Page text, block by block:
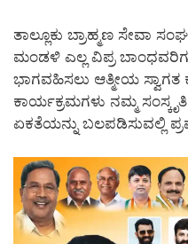
ತಾಲ್ಲೂಕು ಬ್ರಾಹ್ಮಣ ಸೇವಾ
ಮಂಡಳಿ ಎಲ್ಲ ವಿಪ್ರ
ಭಾಗವಹಿಸಲು ಆತ್ಮೀಯ
ಕಾರ್ಯಕ್ರಮಗಳು ನಮ್ಮ
ಏಕತೆಯನ್ನು ಬಲಪಡಿಸುವಲ್ಲಿ